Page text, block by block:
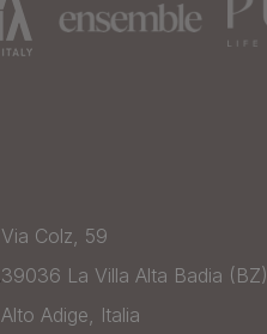
Via Colz, 59
39036 La Villa Alta Badia (BZ)
Alto Adige, Italia